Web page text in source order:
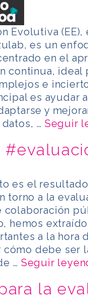
Evolutiva (EE),
es un
en el
continua, ideal
e
es ayudar
y
… Seguir
es el
torno a la
colaboración
hemos
a la hora
debe ser
… Seguir
la